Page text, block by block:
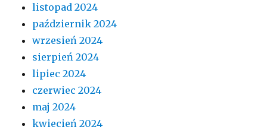
listopad 2024
październik 2024
wrzesień 2024
sierpień 2024
lipiec 2024
czerwiec 2024
maj 2024
kwiecień 2024